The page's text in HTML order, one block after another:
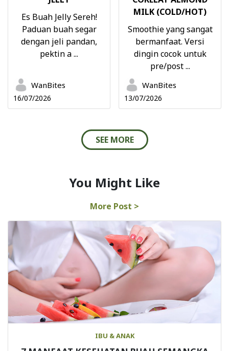
Es Buah Jelly Sereh!
Paduan buah segar
dengan jeli pandan,
pektin a ...
WanBites
16/07/2026
MILK (COLD/HOT)
Smoothie yang sangat
bermanfaat. Versi
dingin cocok untuk
pre/post ...
WanBites
13/07/2026
SEE MORE
You Might Like
More Post >
IBU & ANAK